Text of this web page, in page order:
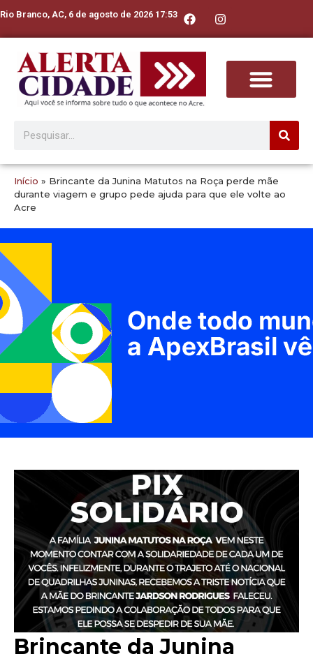
Rio Branco, AC, 6 de agosto de 2026 17:53
Início » Brincante da Junina Matutos na Roça perde mãe
durante viagem e grupo pede ajuda para que ele volte ao
Acre
Brincante da Junina